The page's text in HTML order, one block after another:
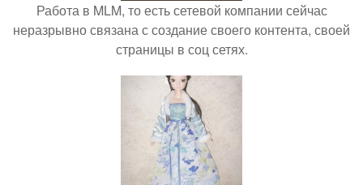
Работа в MLM, то есть сетевой компании сейчас
неразрывно связана с создание своего контента, своей
страницы в соц сетях.